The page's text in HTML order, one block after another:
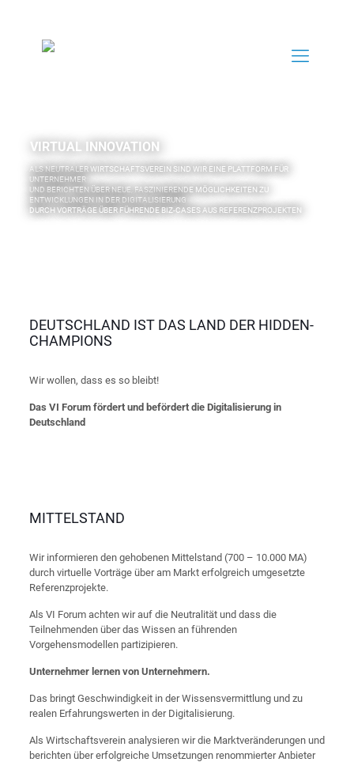
DEUTSCHLAND IST DAS LAND DER HIDDEN-
CHAMPIONS
Wir wollen, dass es so bleibt!
Das VI Forum fördert und befördert die Digitalisierung in
Deutschland
MITTELSTAND
Wir informieren den gehobenen Mittelstand (700 – 10.000 MA)
durch virtuelle Vorträge über am Markt erfolgreich umgesetzte
Referenzprojekte.
Als VI Forum achten wir auf die Neutralität und dass die
Teilnehmenden über das Wissen an führenden
Vorgehensmodellen partizipieren.
Unternehmer lernen von Unternehmern.
Das bringt Geschwindigkeit in der Wissensvermittlung und zu
realen Erfahrungswerten in der Digitalisierung.
Als Wirtschaftsverein analysieren wir die Marktveränderungen und
berichten über erfolgreiche Umsetzungen renommierter Anbieter